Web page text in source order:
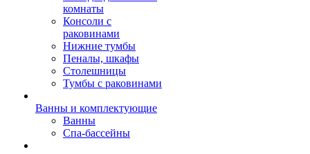
комнаты
Консоли с
раковинами
Нижние тумбы
Пеналы, шкафы
Столешницы
Тумбы с раковинами
Ванны и комплектующие
Ванны
Спа-бассейны